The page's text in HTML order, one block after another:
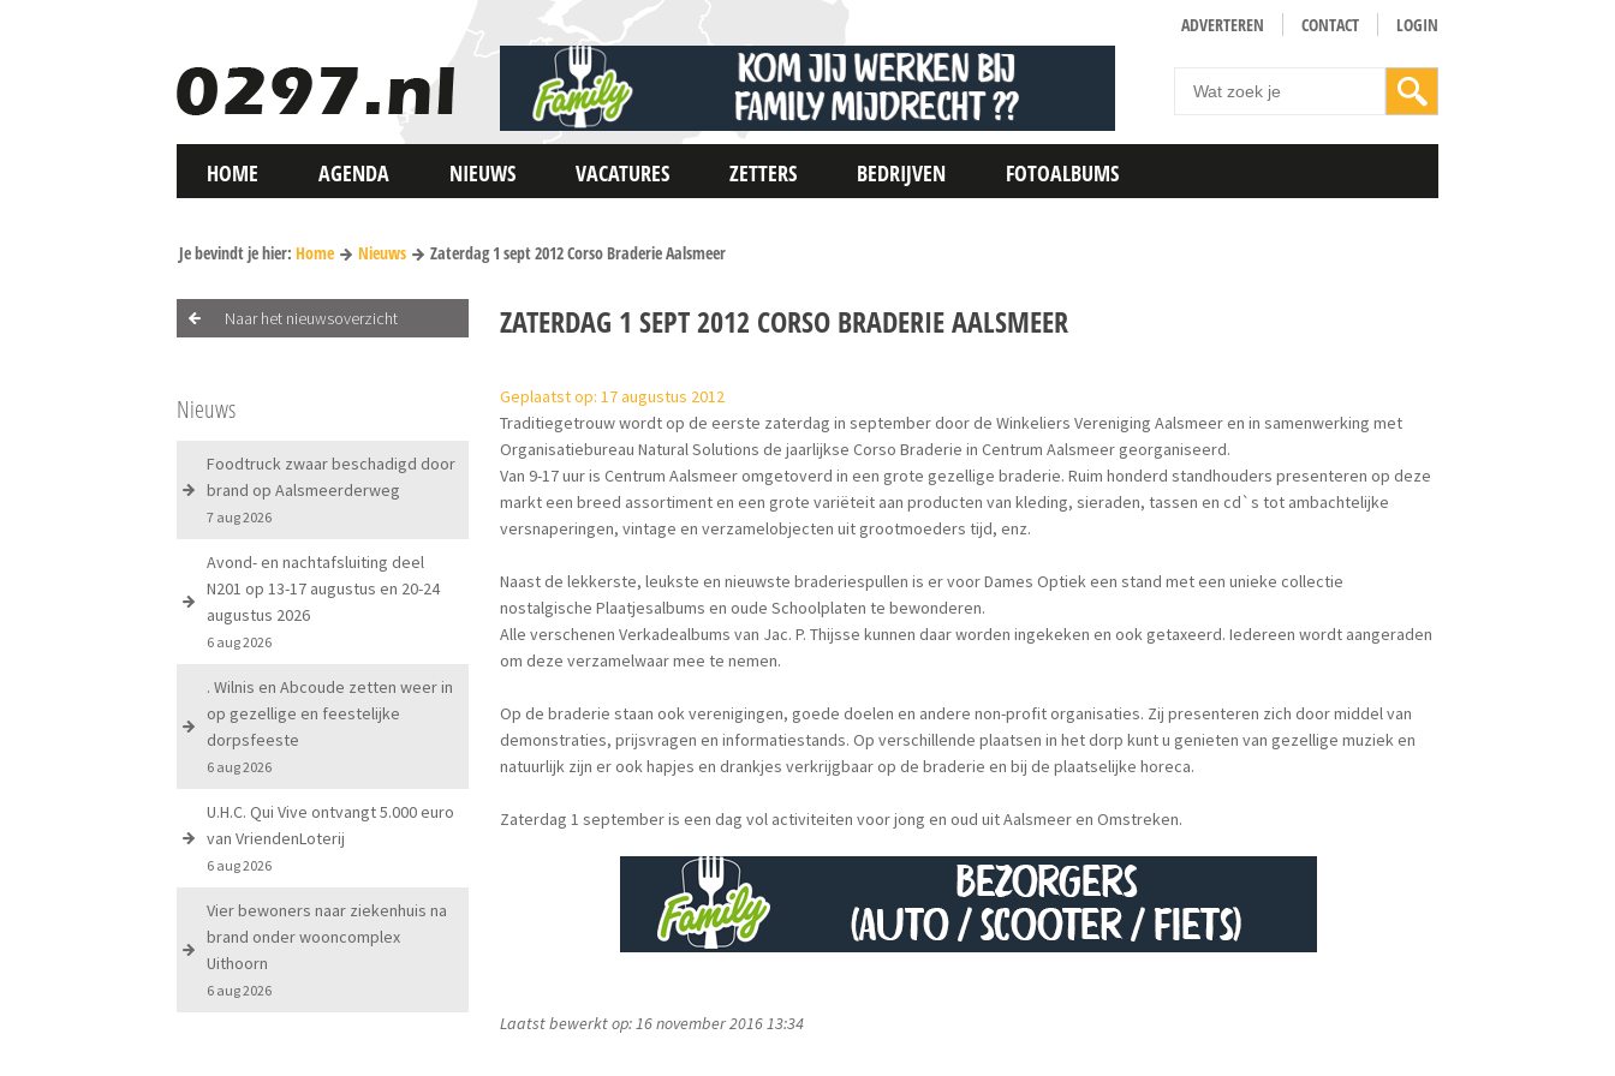
ADVERTEREN CONTACT LOGIN
HOME AGENDA NIEUWS VACATURES ZETTERS BEDRIJVEN FOTOALBUMS
Je bevindt je hier: Home Nieuws Zaterdag 1 sept 2012 Corso Braderie Aalsmeer
Naar het nieuwsoverzicht
Nieuws
Foodtruck zwaar beschadigd door
brand op Aalsmeerderweg
7 aug 2026
Avond- en nachtafsluiting deel
N201 op 13-17 augustus en 20-24
augustus 2026
6 aug 2026
. Wilnis en Abcoude zetten weer in
op gezellige en feestelijke
dorpsfeeste
6 aug 2026
U.H.C. Qui Vive ontvangt 5.000 euro
van VriendenLoterij
6 aug 2026
Vier bewoners naar ziekenhuis na
brand onder wooncomplex
Uithoorn
6 aug 2026
ZATERDAG 1 SEPT 2012 CORSO BRADERIE AALSMEER
Geplaatst op: 17 augustus 2012
Traditiegetrouw wordt op de eerste zaterdag in september door de Winkeliers Vereniging Aalsmeer en in samenwerking met
Organisatiebureau Natural Solutions de jaarlijkse Corso Braderie in Centrum Aalsmeer georganiseerd.
Van 9-17 uur is Centrum Aalsmeer omgetoverd in een grote gezellige braderie. Ruim honderd standhouders presenteren op deze
markt een breed assortiment en een grote variëteit aan producten van kleding, sieraden, tassen en cd`s tot ambachtelijke
versnaperingen, vintage en verzamelobjecten uit grootmoeders tijd, enz.
Naast de lekkerste, leukste en nieuwste braderiespullen is er voor Dames Optiek een stand met een unieke collectie
nostalgische Plaatjesalbums en oude Schoolplaten te bewonderen.
Alle verschenen Verkadealbums van Jac. P. Thijsse kunnen daar worden ingekeken en ook getaxeerd. Iedereen wordt aangeraden
om deze verzamelwaar mee te nemen.
Op de braderie staan ook verenigingen, goede doelen en andere non-profit organisaties. Zij presenteren zich door middel van
demonstraties, prijsvragen en informatiestands. Op verschillende plaatsen in het dorp kunt u genieten van gezellige muziek en
natuurlijk zijn er ook hapjes en drankjes verkrijgbaar op de braderie en bij de plaatselijke horeca.
Zaterdag 1 september is een dag vol activiteiten voor jong en oud uit Aalsmeer en Omstreken.
Laatst bewerkt op: 16 november 2016 13:34